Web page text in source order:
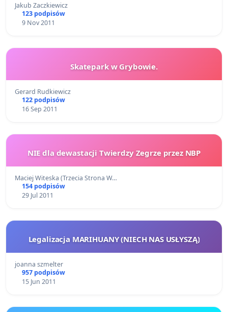
Jakub Zaczkiewicz
123 podpisów
9 Nov 2011
Skatepark w Grybowie.
Gerard Rudkiewicz
122 podpisów
16 Sep 2011
NIE dla dewastacji Twierdzy Zegrze przez NBP
Maciej Witeska (Trzecia Strona W…
154 podpisów
29 Jul 2011
Legalizacja MARIHUANY (NIECH NAS USŁYSZĄ)
joanna szmelter
957 podpisów
15 Jun 2011